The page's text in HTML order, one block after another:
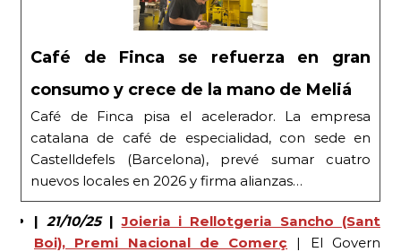
Café de Finca se refuerza en gran
consumo y crece de la mano de Meliá
Café de Finca pisa el acelerador. La empresa
catalana de café de especialidad, con sede en
Castelldefels (Barcelona), prevé sumar cuatro
nuevos locales en 2026 y firma alianzas…
| 21/10/25| Joieria i Rellotgeria Sancho (Sant
Boi), Premi Nacional de Comerç | El Govern